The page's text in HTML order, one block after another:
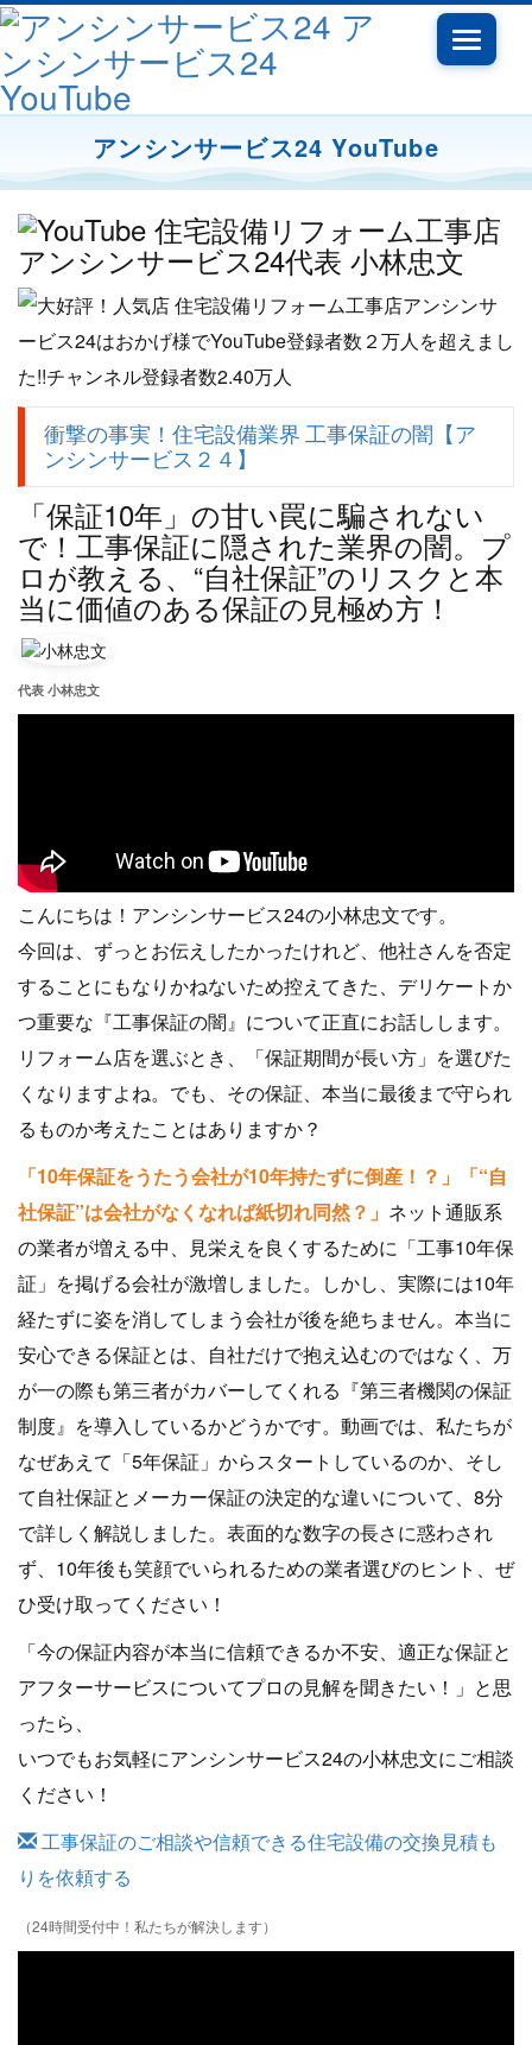
Toggle
アンシンサービス24 YouTube
衝撃の事実！住宅設備業界 工事保証の闇【ア
ンシンサービス２４】
「保証10年」の甘い罠に騙されない
で！工事保証に隠された業界の闇。プ
ロが教える、“自社保証”のリスクと本
当に価値のある保証の見極め方！
代表 小林忠文
こんにちは！アンシンサービス24の小林忠文です。
今回は、ずっとお伝えしたかったけれど、他社さんを否定
することにもなりかねないため控えてきた、デリケートか
つ重要な『工事保証の闇』について正直にお話しします。
リフォーム店を選ぶとき、「保証期間が長い方」を選びた
くなりますよね。でも、その保証、本当に最後まで守られ
るものか考えたことはありますか？
「10年保証をうたう会社が10年持たずに倒産！？」「“自
社保証”は会社がなくなれば紙切れ同然？」 ネット通販系
の業者が増える中、見栄えを良くするために「工事10年保
証」を掲げる会社が激増しました。しかし、実際には10年
経たずに姿を消してしまう会社が後を絶ちません。本当に
安心できる保証とは、自社だけで抱え込むのではなく、万
が一の際も第三者がカバーしてくれる『第三者機関の保証
制度』を導入しているかどうかです。動画では、私たちが
なぜあえて「5年保証」からスタートしているのか、そし
て自社保証とメーカー保証の決定的な違いについて、8分
で詳しく解説しました。表面的な数字の長さに惑わされ
ず、10年後も笑顔でいられるための業者選びのヒント、ぜ
ひ受け取ってください！
「今の保証内容が本当に信頼できるか不安、適正な保証と
アフターサービスについてプロの見解を聞きたい！」と思
ったら、
いつでもお気軽にアンシンサービス24の小林忠文にご相談
ください！
工事保証のご相談や信頼できる住宅設備の交換見積も
りを依頼する
（24時間受付中！私たちが解決します）